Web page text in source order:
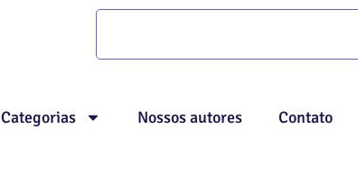
Categorias Nossos autores Contato